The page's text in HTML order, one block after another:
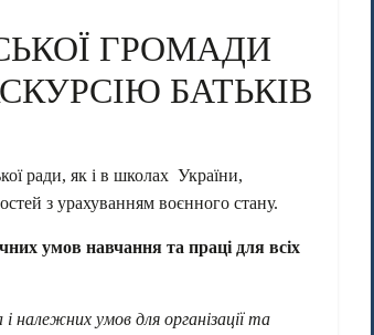
ГРОМАДИ
БАТЬКІВ
ради, як і в школах України,
з урахуванням воєнного стану.
умов навчання та праці для всіх
i належних умов для організації та